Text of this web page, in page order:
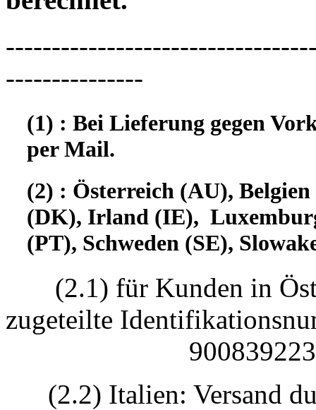
---------------
(1) : Bei Lieferung gegen
per Mail.
(2) : Österreich (AU),
(DK), Irland (IE),
(PT), Schweden (SE),
(2.1) für Kunden in
zugeteilte
(2.2) Italien: Versand